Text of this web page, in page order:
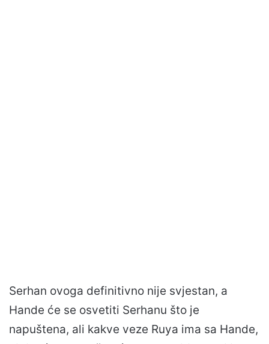
Serhan ovoga definitivno nije svjestan, a
Hande će se osvetiti Serhanu što je
napuštena, ali kakve veze Ruya ima sa Hande,